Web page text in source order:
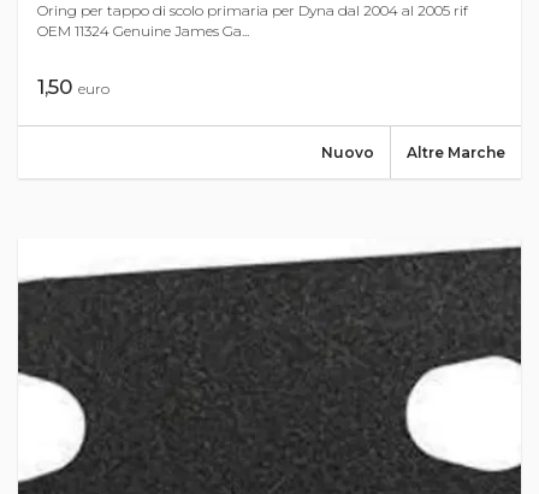
Oring per tappo di scolo primaria per Dyna dal 2004 al 2005 rif
OEM 11324 Genuine James Ga...
1,50 euro
Altre Marche
Nuovo